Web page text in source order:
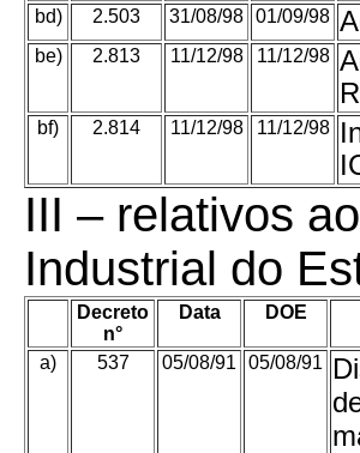
bd) 2.503 31/08/98 01/09/98
be) 2.813 11/12/98 11/12/98
bf) 2.814 11/12/98 11/12/98
III – relativos
Industrial do
Decreto
n°
Data DOE
a) 537 05/08/91 05/08/91